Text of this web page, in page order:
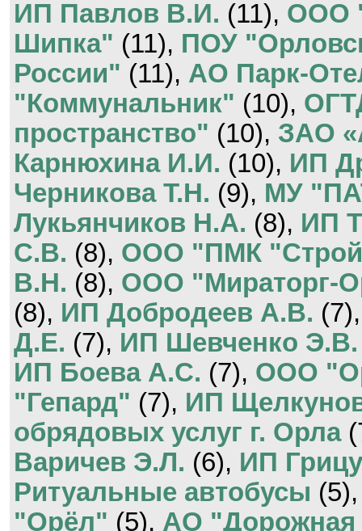
ИП Павлов В.И. (11), ООО
Шипка" (11), ПОУ
России" (11), АО Парк-
"Коммунальник" (10),
пространство" (10), ЗАО
Карнюхина И.И. (10), ИП
Черникова Т.Н. (9), МУ
Лукьянчиков Н.А. (8), ИП
С.В. (8), ООО "ПМК
В.Н. (8), ООО "Мираторг-
(8), ИП Добродеев А.В.
Д.Е. (7), ИП Шевченко Э.В.
ИП Боева А.С. (7), ООО
"Гепард" (7), ИП
обрядовых услуг г. Орла
Варичев Э.Л. (6), ИП
Ритуальные автобусы
"Орёл" (5), АО "Дорожная